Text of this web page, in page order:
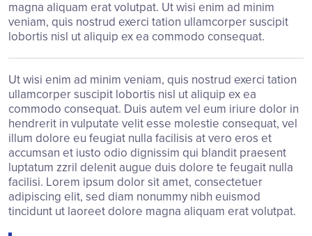
magna aliquam erat volutpat. Ut wisi enim ad minim
veniam, quis nostrud exerci tation ullamcorper suscipit
lobortis nisl ut aliquip ex ea commodo consequat.
Ut wisi enim ad minim veniam, quis nostrud exerci tation
ullamcorper suscipit lobortis nisl ut aliquip ex ea
commodo consequat. Duis autem vel eum iriure dolor in
hendrerit in vulputate velit esse molestie consequat, vel
illum dolore eu feugiat nulla facilisis at vero eros et
accumsan et iusto odio dignissim qui blandit praesent
luptatum zzril delenit augue duis dolore te feugait nulla
facilisi. Lorem ipsum dolor sit amet, consectetuer
adipiscing elit, sed diam nonummy nibh euismod
tincidunt ut laoreet dolore magna aliquam erat volutpat.